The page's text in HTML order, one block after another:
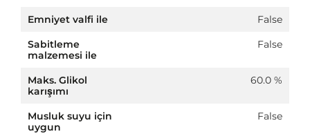
Emniyet valfi ile
False
Sabitleme
malzemesi ile
False
Maks. Glikol
karışımı
60.0 %
Musluk suyu için
uygun
False